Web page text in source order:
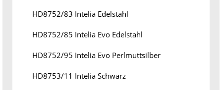
HD8752/83 Intelia Edelstahl
HD8752/85 Intelia Evo Edelstahl
HD8752/95 Intelia Evo Perlmuttsilber
HD8753/11 Intelia Schwarz